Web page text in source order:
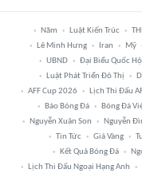
Năm Luật Kiến Trúc
Lê Minh Hưng
Iran Mỹ
UBND
Đại Biểu Quốc
Luật Phát Triển Đô Thị
AFF Cup 2026
Lịch Thi Đấu
Báo Bóng Đá
Bóng Đá
Nguyễn Xuân Son
Nguyễn
Tin Tức
Giá Vàng
Kết Quả Bóng Đá
Lịch Thi Đấu Ngoại Hạng Anh